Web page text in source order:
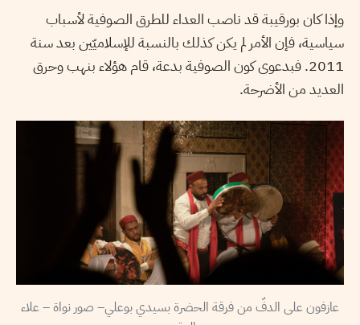
وإذا كان بورقيبة قد ناصب العداء للطرق الصوفية لأسباب
سياسية، فإن الأمر لم يكن كذلك بالنسبة للإسلاميّين بعد سنة
2011. فبدعوى كون الصوفية بدعة، قام هؤلاء بنهب وحرق
العديد من الأضرحة.
عازفون على الدفّ من فرقة الحضرة بسيدي بوعلي– صور نواة – علاء